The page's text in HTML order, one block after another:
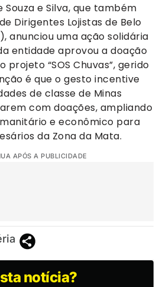
Souza e Silva, que também
Dirigentes Lojistas de Belo
anunciou uma ação solidária
entidade aprovou a doação
projeto “SOS Chuvas”, gerido
é que o gesto incentive
de classe de Minas
com doações, ampliando
e econômico para
da Zona da Mata.
APÓS A PUBLICIDADE
notícia?